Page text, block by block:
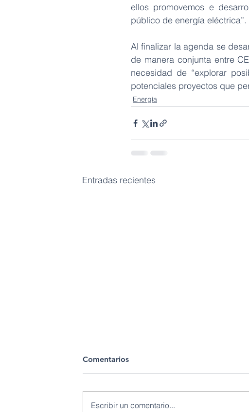
ellos promovemos e
público de energía eléctrica”.
Al finalizar la agenda se
de manera conjunta entre
necesidad de “explorar
potenciales proyectos que
Energía
Entradas recientes
Comentarios
Escribir un comentario...